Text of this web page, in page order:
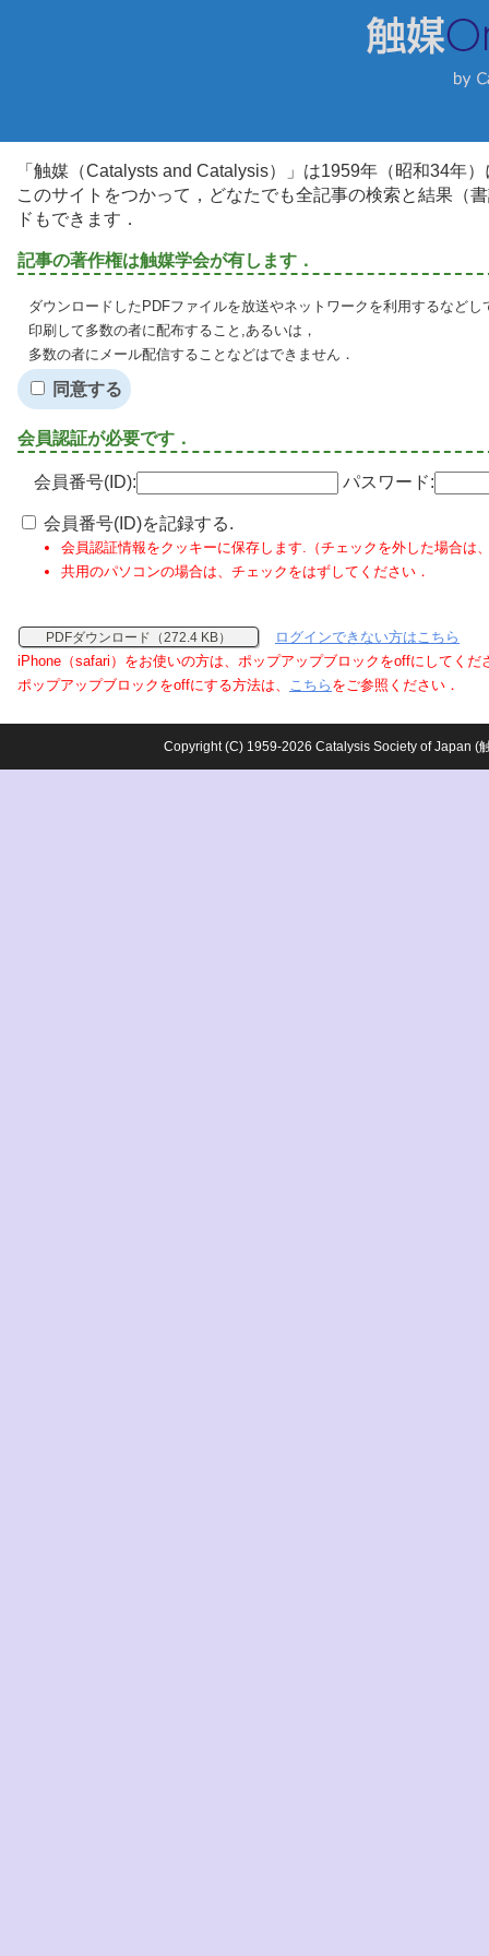
「触媒（Catalysts and Catalysis）」は1959年（昭和34年
このサイトをつかって，どなたでも全記事の検索と結果（
ドもできます．
記事の著作権は触媒学会が有します．
ダウンロードしたPDFファイルを放送やネットワークを利用するなど
印刷して多数の者に配布すること,あるいは，
多数の者にメール配信することなどはできません．
同意する
会員認証が必要です．
会員番号(ID): パスワード:
会員番号(ID)を記録する.
会員認証情報をクッキーに保存します.（チェックを外した場合は
共用のパソコンの場合は、チェックをはずしてください．
PDFダウンロード（272.4 KB）
ログインできない方はこちら
iPhone（safari）をお使いの方は、ポップアップブロックをoffにしてくだ
ポップアップブロックをoffにする方法は、 こちら をご参照ください．
Copyright (C) 1959-2026 Catalysis Society of Japan (